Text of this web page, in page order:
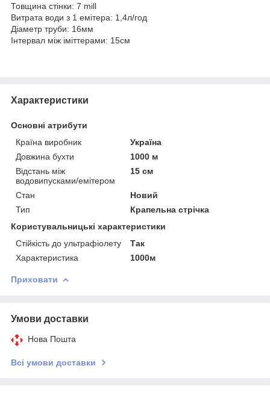
Товщина стінки: 7 mill
Витрата води з 1 емітера: 1,4л/год
Діаметр труби: 16мм
Інтервал між іміттерами: 15см
Характеристики
Основні атрибути
Країна виробник
Україна
Довжина бухти
1000 м
Відстань між
водовипусками/емітером
15 см
Стан
Новий
Тип
Крапельна стрічка
Користувальницькі характеристики
Стійкість до ультрафіолету
Так
Характеристика
1000м
Приховати
Умови доставки
Нова Пошта
Всі умови доставки